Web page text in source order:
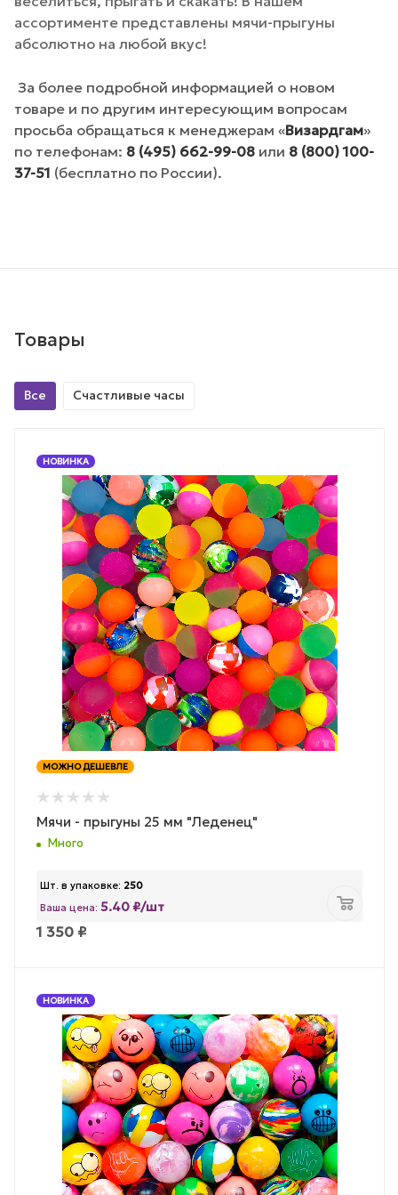
ассортименте представлены мячи-прыгуны
абсолютно на любой вкус!
За более подробной информацией о новом
товаре и по другим интересующим вопросам
просьба обращаться к менеджерам «Визардгам»
по телефонам: 8 (495) 662-99-08 или 8 (800) 100-
37-51 (бесплатно по России).
Товары
Все Счастливые часы
НОВИНКА
МОЖНО ДЕШЕВЛЕ
Мячи - прыгуны 25 мм "Леденец"
Много
Шт. в упаковке: 250
Ваша цена: 5.40 ₽/шт
1 350 ₽
НОВИНКА